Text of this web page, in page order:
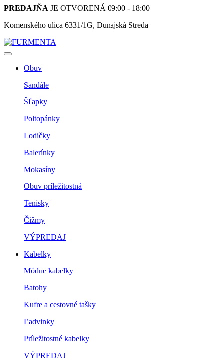
PREDAJŇA JE OTVORENÁ 09:00 - 18:00
Komenského ulica 6331/1G, Dunajská Streda
Obuv
Sandále
Šľapky
Poltopánky
Lodičky
Balerínky
Mokasíny
Obuv príležitostná
Tenisky
Čižmy
VÝPREDAJ
Kabelky
Módne kabelky
Batohy
Kufre a cestovné tašky
Ľadvinky
Príležitostné kabelky
VÝPREDAJ